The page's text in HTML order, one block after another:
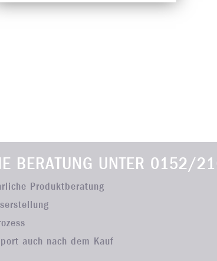
BERATUNG UNTER 0152/
Produktberatung
auch nach dem Kauf